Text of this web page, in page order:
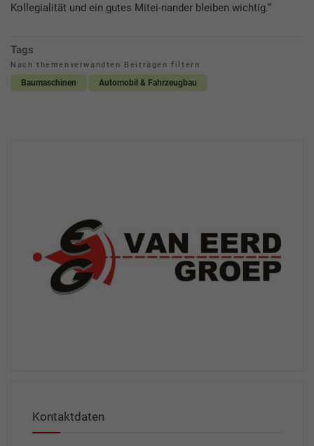
Kollegialität und ein gutes Mitei-nander bleiben wichtig.“
Tags
Nach themenverwandten Beiträgen filtern
Baumaschinen Automobil & Fahrzeugbau
Kontaktdaten